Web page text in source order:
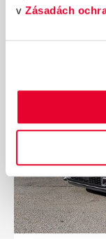
v Zásadách